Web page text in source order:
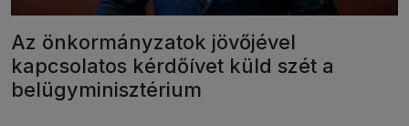
Az önkormányzatok jövőjével
kapcsolatos kérdőívet küld szét a
belügyminisztérium